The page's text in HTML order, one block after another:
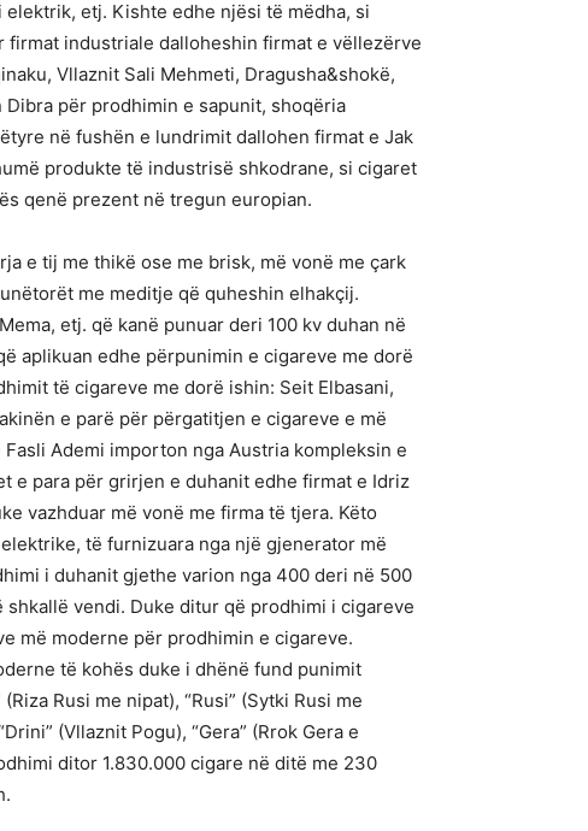
etj. Kishte edhe njësi të mëdha, si
firmat industriale dalloheshin firmat e vëllezërve
Vllaznit Sali Mehmeti, Dragusha&shokë,
për prodhimin e sapunit, shoqëria
në fushën e lundrimit dallohen firmat e Jak
produkte të industrisë shkodrane, si cigaret
qenë prezent në tregun europian.
e tij me thikë ose me brisk, më vonë me çark
me meditje që quheshin elhakçij.
etj. që kanë punuar deri 100 kv duhan në
aplikuan edhe përpunimin e cigareve me dorë
të cigareve me dorë ishin: Seit Elbasani,
e parë për përgatitjen e cigareve e më
Ademi importon nga Austria kompleksin e
e para për grirjen e duhanit edhe firmat e Idriz
vazhduar më vonë me firma të tjera. Këto
të furnizuara nga një gjenerator më
i duhanit gjethe varion nga 400 deri në 500
vendi. Duke ditur që prodhimi i cigareve
më moderne për prodhimin e cigareve.
të kohës duke i dhënë fund punimit
Rusi me nipat), “Rusi” (Sytki Rusi me
(Vllaznit Pogu), “Gera” (Rrok Gera e
ditor 1.830.000 cigare në ditë me 230